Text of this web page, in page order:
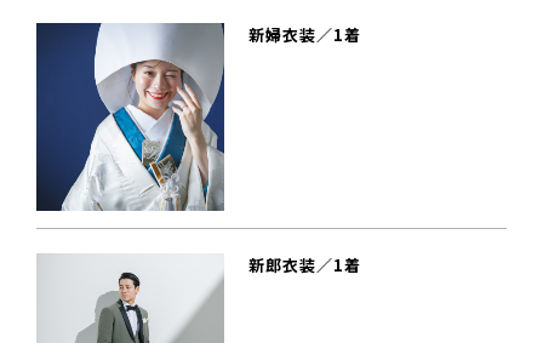
新婦衣装／1着
新郎衣装／1着